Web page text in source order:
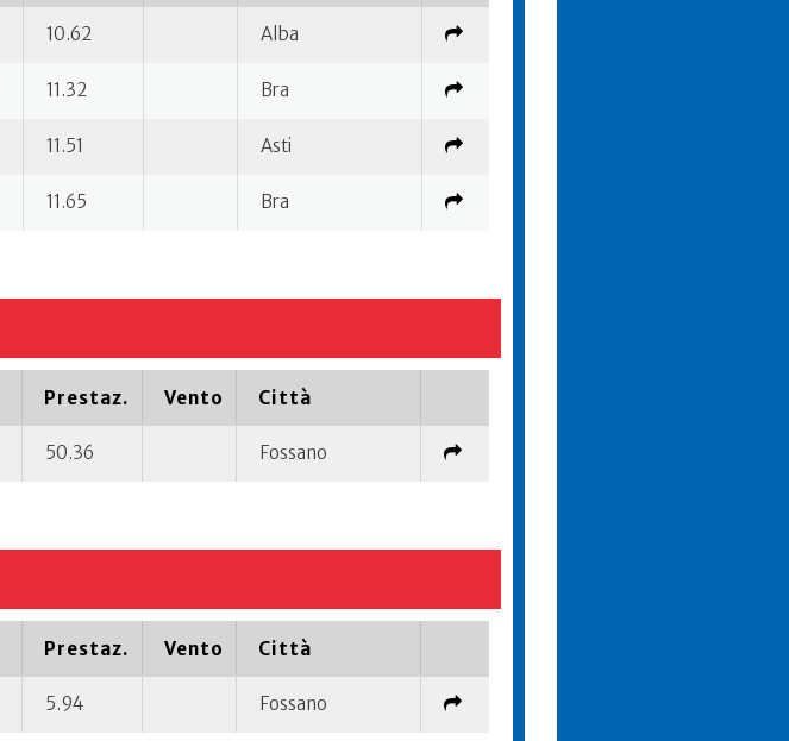
10.62 Alba
11.32 Bra
11.51 Asti
11.65 Bra
Prestaz. Vento Città
50.36 Fossano
Prestaz. Vento Città
5.94 Fossano